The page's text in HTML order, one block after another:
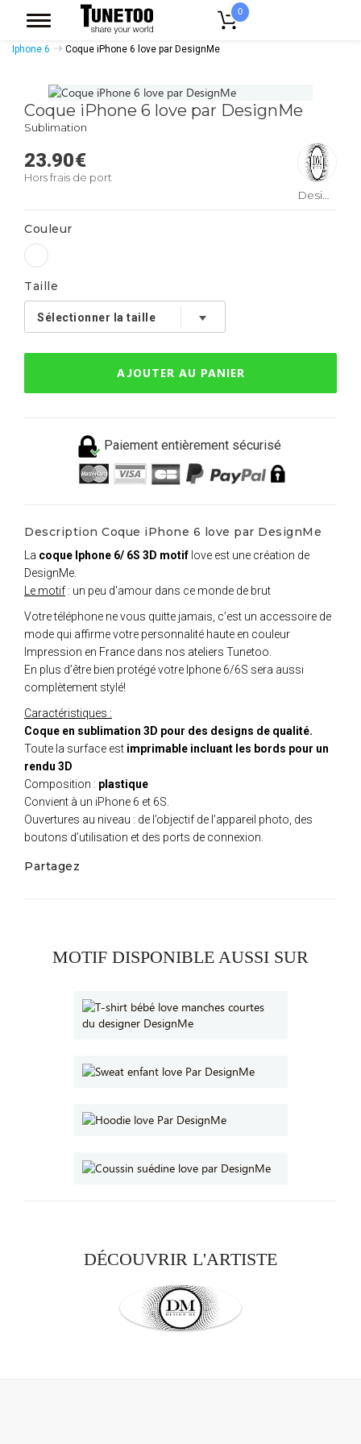
0
Accessoires Casquettes Coques Smartphones
Iphone 6
Coque iPhone 6 love par DesignMe
Coque iPhone 6 love par DesignMe
Sublimation
23.90€
Hors frais de port
DesignMe
Couleur
Taille
AJOUTER AU PANIER
Paiement entièrement sécurisé
Description Coque iPhone 6 love par DesignMe
La coque Iphone 6/ 6S 3D motif love est une création de
DesignMe.
Le motif : un peu d'amour dans ce monde de brut
Votre téléphone ne vous quitte jamais, c’est un accessoire de
mode qui affirme votre personnalité haute en couleur
Impression en France dans nos ateliers Tunetoo.
En plus d’être bien protégé votre Iphone 6/6S sera aussi
complètement stylé!
Caractéristiques :
Coque en sublimation 3D pour des designs de qualité.
Toute la surface est imprimable incluant les bords pour un
rendu 3D
Composition : plastique
Convient à un iPhone 6 et 6S.
Ouvertures au niveau : de l’objectif de l’appareil photo, des
boutons d’utilisation et des ports de connexion.
Partagez
MOTIF DISPONIBLE AUSSI SUR
DÉCOUVRIR L'ARTISTE